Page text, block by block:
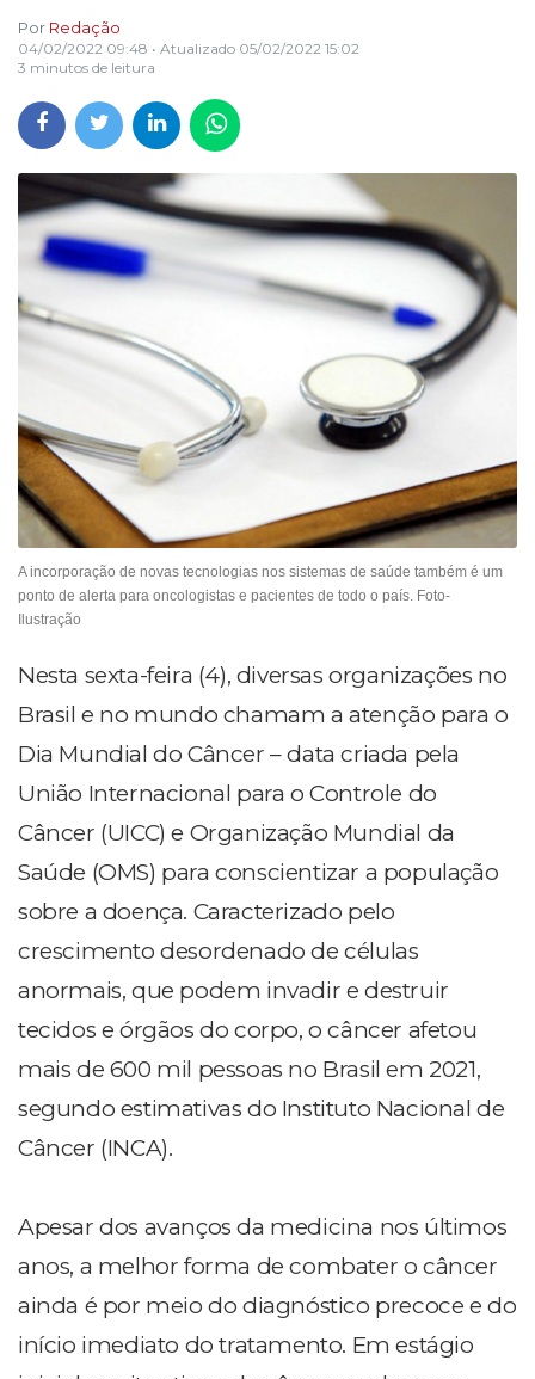
Por Redação
04/02/2022 09:48 • Atualizado 05/02/2022 15:02
3 minutos de leitura
A incorporação de novas tecnologias nos sistemas de saúde também é um
ponto de alerta para oncologistas e pacientes de todo o país. Foto-
Ilustração
Nesta sexta-feira (4), diversas organizações no
Brasil e no mundo chamam a atenção para o
Dia Mundial do Câncer – data criada pela
União Internacional para o Controle do
Câncer (UICC) e Organização Mundial da
Saúde (OMS) para conscientizar a população
sobre a doença. Caracterizado pelo
crescimento desordenado de células
anormais, que podem invadir e destruir
tecidos e órgãos do corpo, o câncer afetou
mais de 600 mil pessoas no Brasil em 2021,
segundo estimativas do Instituto Nacional de
Câncer (INCA).
Apesar dos avanços da medicina nos últimos
anos, a melhor forma de combater o câncer
ainda é por meio do diagnóstico precoce e do
início imediato do tratamento. Em estágio